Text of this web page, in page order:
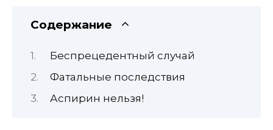
Содержание
Беспрецедентный случай
Фатальные последствия
Аспирин нельзя!